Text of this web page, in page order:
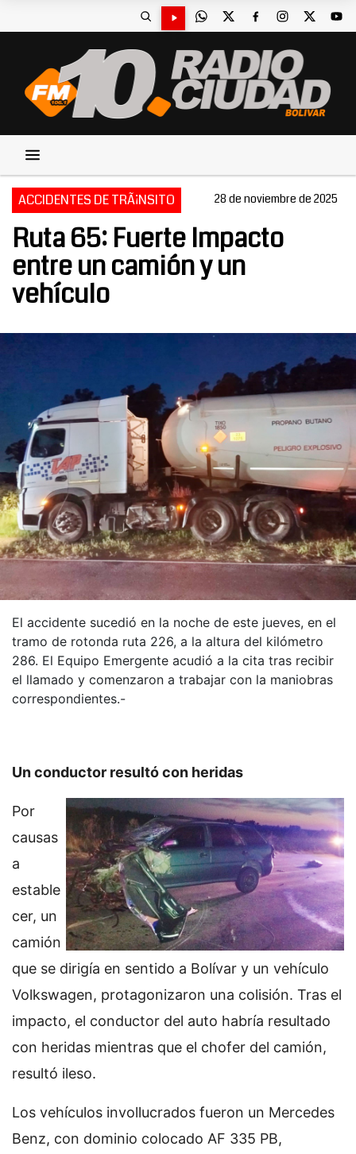
ACCIDENTES DE TRÃ¡NSITO 28 de noviembre de 2025
Ruta 65: Fuerte Impacto
entre un camión y un
vehículo
El accidente sucedió en la noche de este jueves, en el
tramo de rotonda ruta 226, a la altura del kilómetro
286. El Equipo Emergente acudió a la cita tras recibir
el llamado y comenzaron a trabajar con la maniobras
correspondientes.-
Un conductor resultó con heridas
Por
causas
a
estable
cer, un
camión
que se dirigía en sentido a Bolívar y un vehículo
Volkswagen, protagonizaron una colisión. Tras el
impacto, el conductor del auto habría resultado
con heridas mientras que el chofer del camión,
resultó ileso.
Los vehículos invollucrados fueron un Mercedes
Benz, con dominio colocado AF 335 PB,